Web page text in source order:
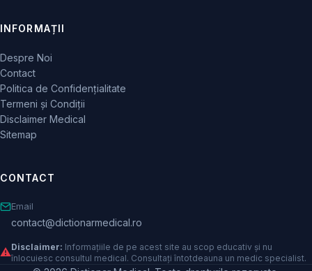
INFORMAȚII
Despre Noi
Contact
Politica de Confidențialitate
Termeni și Condiții
Disclaimer Medical
Sitemap
CONTACT
Email
contact@dictionarmedical.ro
⚠️Disclaimer: Informațiile de pe acest site au scop educativ și nu
înlocuiesc consultul medical. Consultați întotdeauna un medic specialist.